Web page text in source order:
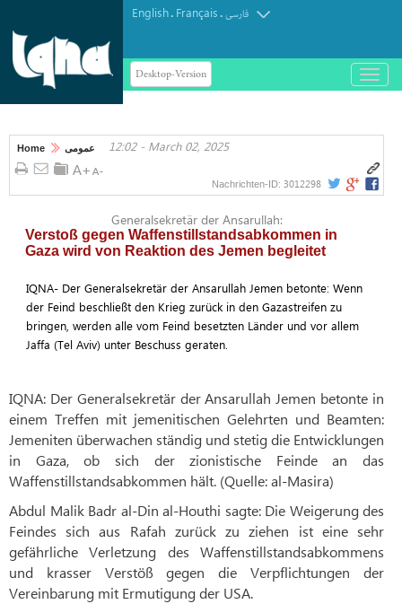
English. Français.فارسی
Desktop-Version
باز
و
کردن
Home عمومی 12:02 - March 02, 2025
Nachrichten-ID: 3012298
Generalsekretär der Ansarullah:
Verstoß gegen Waffenstillstandsabkommen in
Gaza wird von Reaktion des Jemen begleitet
IQNA- Der Generalsekretär der Ansarullah Jemen betonte: Wenn
der Feind beschließt den Krieg zurück in den Gazastreifen zu
bringen, werden alle vom Feind besetzten Länder und vor allem
Jaffa (Tel Aviv) unter Beschuss geraten.
IQNA: Der Generalsekretär der Ansarullah Jemen betonte in
einem Treffen mit jemenitischen Gelehrten und Beamten:
Jemeniten überwachen ständig und stetig die Entwicklungen
in Gaza, ob sich der zionistische Feinde an das
Waffenstillstandsabkommen hält. (Quelle: al-Masira)
Abdul Malik Badr al-Din al-Houthi sagte: Die Weigerung des
Feindes sich aus Rafah zurück zu ziehen ist eine sehr
gefährliche Verletzung des Waffenstillstandsabkommens
und krasser Verstöß gegen die Verpflichtungen der
Vereinbarung mit Ermutigung der USA.